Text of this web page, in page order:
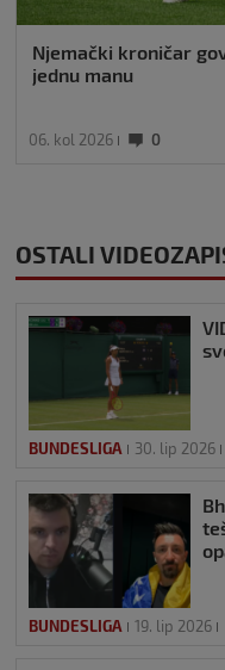
Njemački kroničar
jednu manu
06. kol 2026 0
OSTALI
BUNDESLIGA 30. lip 2026
BUNDESLIGA 19. lip 2026